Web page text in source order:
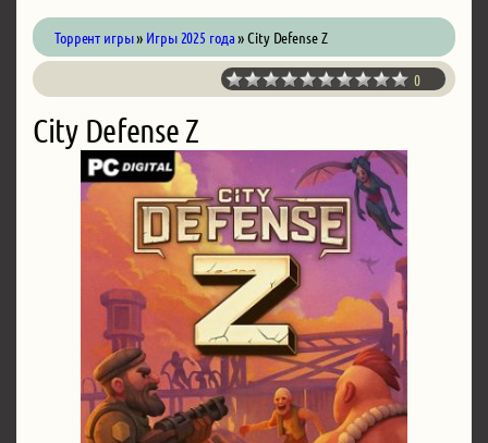
Торрент игры» Игры 2025 года» City Defense Z
0
City Defense Z